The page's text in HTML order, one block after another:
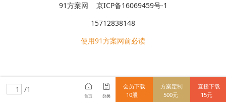
91方案网 京ICP备16069459号-1
15712838148
使用91方案网前必读
/1
首页 分类
会员下载
10股
方案定制
500元
直接下载
15元